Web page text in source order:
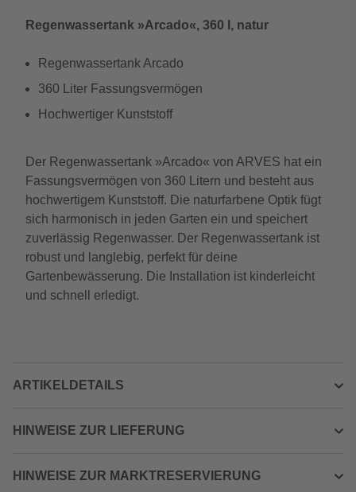
Regenwassertank »Arcado«, 360 l, natur
Regenwassertank Arcado
360 Liter Fassungsvermögen
Hochwertiger Kunststoff
Der Regenwassertank »Arcado« von ARVES hat ein
Fassungsvermögen von 360 Litern und besteht aus
hochwertigem Kunststoff. Die naturfarbene Optik fügt
sich harmonisch in jeden Garten ein und speichert
zuverlässig Regenwasser. Der Regenwassertank ist
robust und langlebig, perfekt für deine
Gartenbewässerung. Die Installation ist kinderleicht
und schnell erledigt.
ARTIKELDETAILS
HINWEISE ZUR LIEFERUNG
HINWEISE ZUR MARKTRESERVIERUNG